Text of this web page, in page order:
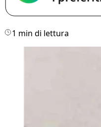
1 min di lettura